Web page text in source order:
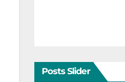
Posts Slider